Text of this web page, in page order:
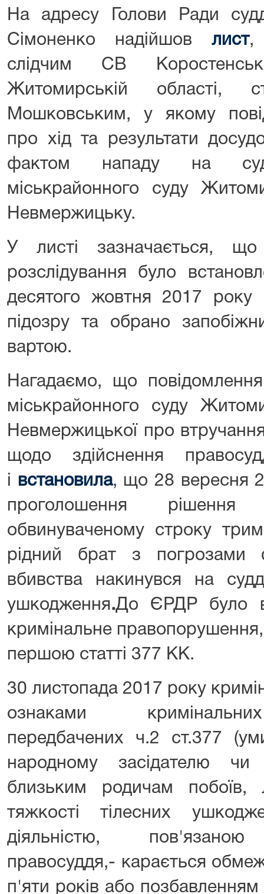
На адресу Голови Ради
Сімоненко надійшов лист,
слідчим СВ
Житомирській області,
Мошковським, у якому
про хід та результати
фактом нападу на
міськрайонного суду
Невмержицьку.
У листі зазначається,
розслідування було
десятого жовтня 2017 року
підозру та обрано
вартою.
Нагадаємо, що
міськрайонного суду
Невмержицької про втручання
щодо здійснення
і
встановила, що 28 вересня
проголошення
обвинуваченому строку
рідний брат з погрозами
вбивства накинувся на
ушкодження.До ЄРДР було
кримінальне
першою статті 377 КК.
30 листопада 2017 року
ознаками
передбачених ч.2 ст.377
народному засідателю
близьким родичам побоїв,
тяжкості тілесних
діяльністю,
правосуддя,- карається
п'яти років або